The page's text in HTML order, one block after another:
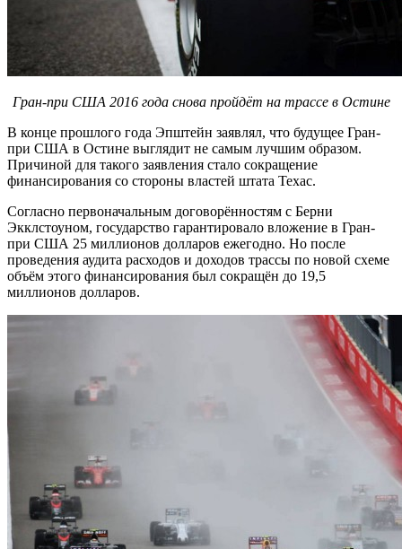
Гран-при США 2016 года снова пройдёт на трассе в Остине
В конце прошлого года Эпштейн заявлял, что будущее Гран-
при США в Остине выглядит не самым лучшим образом.
Причиной для такого заявления стало сокращение
финансирования со стороны властей штата Техас.
Согласно первоначальным договорённостям с Берни
Экклстоуном, государство гарантировало вложение в Гран-
при США 25 миллионов долларов ежегодно. Но после
проведения аудита расходов и доходов трассы по новой схеме
объём этого финансирования был сокращён до 19,5
миллионов долларов.